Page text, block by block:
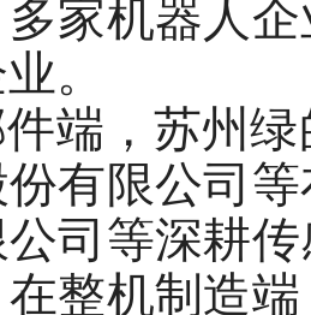
家机器人
。
端，苏州
份有限公司
司等深耕
整机制造